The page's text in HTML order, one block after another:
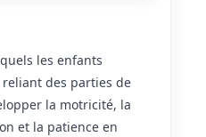
les enfants
des parties de
la motricité, la
et la patience en